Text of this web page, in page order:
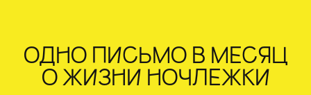
ОДНО ПИСЬМО В МЕСЯЦ
О ЖИЗНИ НОЧЛЕЖКИ